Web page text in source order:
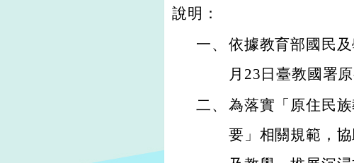
說明：
一、 依據教育部國民
月23日臺教國署
二、 為落實「原住民
要」相關規範，